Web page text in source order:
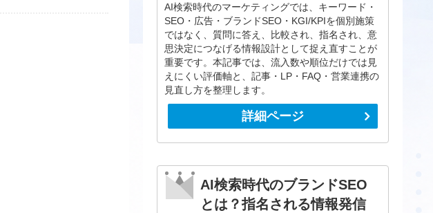
AI検索時代のマーケティングでは、キーワード・
SEO・広告・ブランドSEO・KGI/KPIを個別施策
ではなく、質問に答え、比較され、指名され、意
思決定につなげる情報設計として捉え直すことが
重要です。本記事では、流入数や順位だけでは見
えにくい評価軸と、記事・LP・FAQ・営業連携の
見直し方を整理します。
詳細ページ
AI検索時代のブランドSEO
とは？指名される情報発信